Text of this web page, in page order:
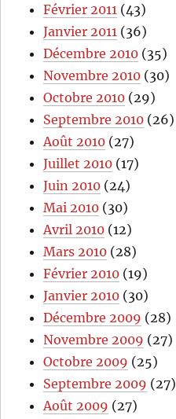
Février 2011 (43)
Janvier 2011 (36)
Décembre 2010 (35)
Novembre 2010 (30)
Octobre 2010 (29)
Septembre 2010 (26)
Août 2010 (27)
Juillet 2010 (17)
Juin 2010 (24)
Mai 2010 (30)
Avril 2010 (12)
Mars 2010 (28)
Février 2010 (19)
Janvier 2010 (30)
Décembre 2009 (28)
Novembre 2009 (27)
Octobre 2009 (25)
Septembre 2009 (27)
Août 2009 (27)